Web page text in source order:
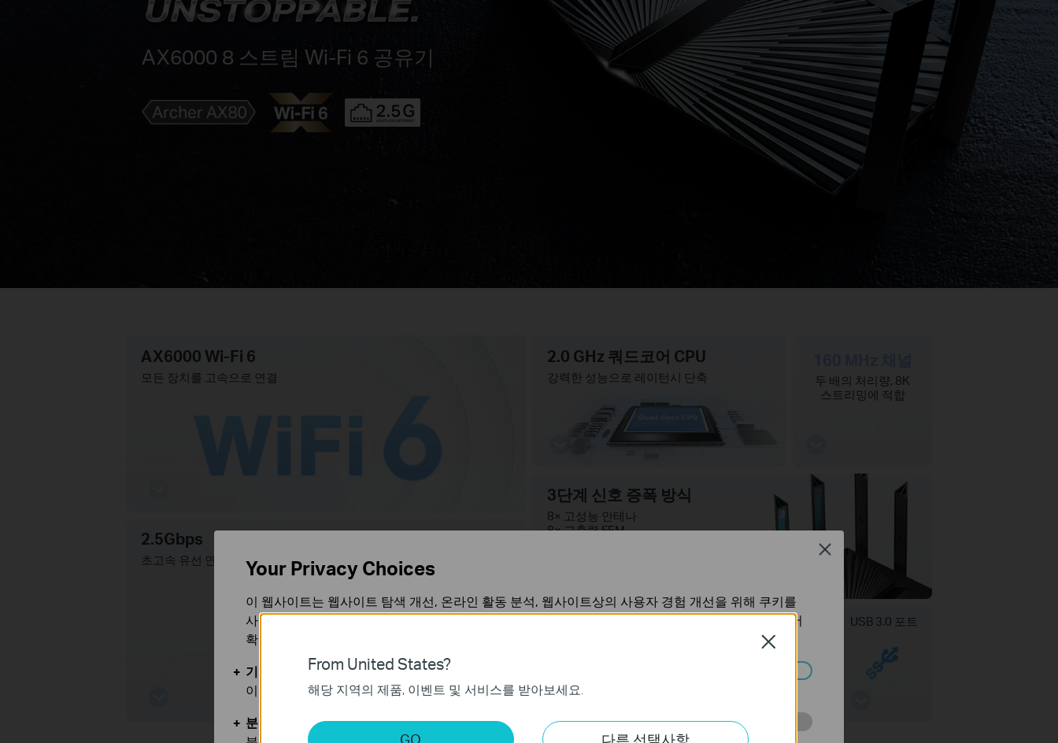
AX6000 8 스트림 Wi-Fi 6 공유기
AX6000 Wi-Fi 6
모든 장치를 고속으로 연결
2.0 GHz 쿼드코어 CPU
강력한 성능으로 레이턴시 단축
3단계 신호 증폭 방식
8× 고성능 안테나
8× 고출력 FEM
2.5Gbps
초고속 유선 연결
두 배의 처리량, 8K
스트리밍에 적합
VPN 서버 및
클라이언트
USB 3.0 포트
From United States?
해당 지역의 제품, 이벤트 및 서비스를 받아보세요.
GO 다른 선택사항
Close
Your Privacy Choices
이 웹사이트는 웹사이트 탐색 개선, 온라인 활동 분석, 웹사이트상의 사용자 경험 개선을 위해 쿠키를
사용합니다. 귀하는 언제든지 쿠키 사용을 거부할 수 있습니다. 자세한 내용은개인정보 처리방침에서
확인할 수 있습니다.
기본 쿠키
이 쿠키는 웹사이트가 작동하는 데 필요하며 사용자의 시스템에서 비활성화할 수 없습니다.
분석 및 마케팅 쿠키
Close